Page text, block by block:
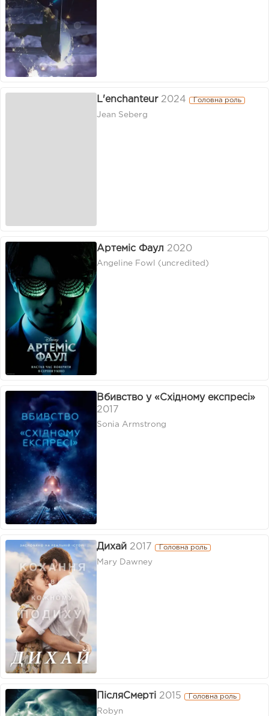
L'enchanteur 2024 Головна роль
Jean Seberg
Артеміс Фаул 2020
Angeline Fowl (uncredited)
Вбивство у «Східному експресі»
2017
Sonia Armstrong
Дихай 2017 Головна роль
Mary Dawney
ПісляСмерті 2015 Головна роль
Robyn